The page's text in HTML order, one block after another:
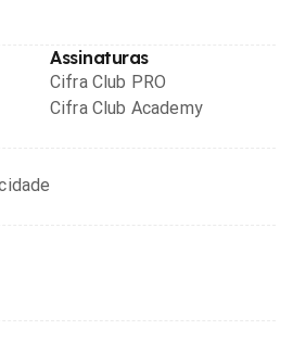
Assinaturas
Cifra Club PRO
Cifra Club Academy